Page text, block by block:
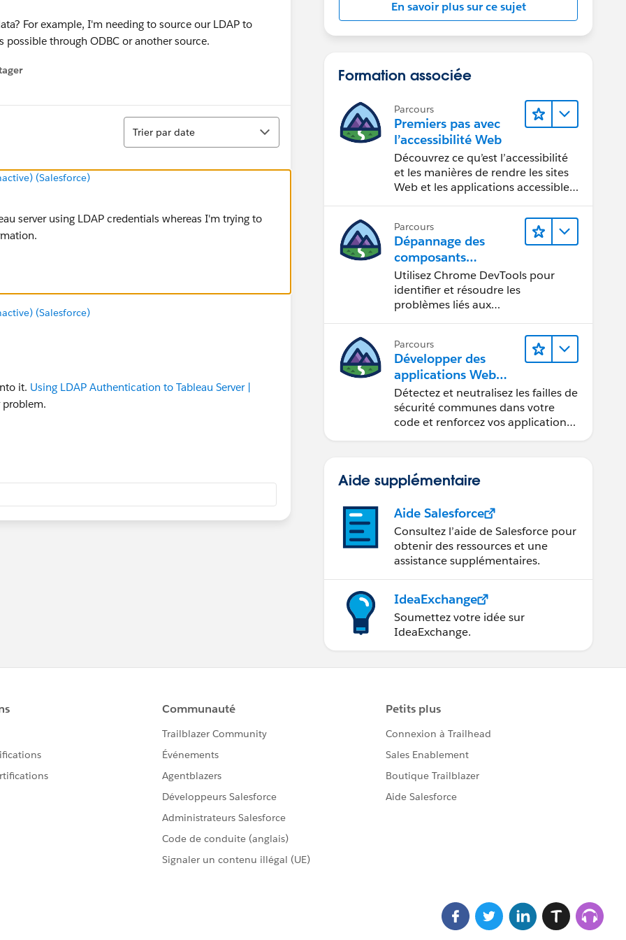
For example, I'm needing to source our LDAP to
through ODBC or another source.
Tri
Trier par date
(Salesforce)
server using LDAP credentials whereas I'm trying to
(Salesforce)
it. Using LDAP Authentication to Tableau Server |
En savoir plus sur ce sujet
Formation associée
Parcours
Premiers pas avec
l’accessibilité Web
Découvrez ce qu’est l’accessibilité
et les manières de rendre les sites
Web et les applications accessibles
Parcours
Dépannage des
composants
Web Lightning
Utilisez Chrome DevTools pour
identifier et résoudre les
problèmes liés aux
Parcours
Développer des
applications Web
sécurisées
Détectez et neutralisez les failles de
sécurité communes dans votre
code et renforcez vos applications
Aide supplémentaire
Aide Salesforce
Consultez l’aide de Salesforce pour
obtenir des ressources et une
assistance supplémentaires.
IdeaExchange
Soumettez votre idée sur
IdeaExchange.